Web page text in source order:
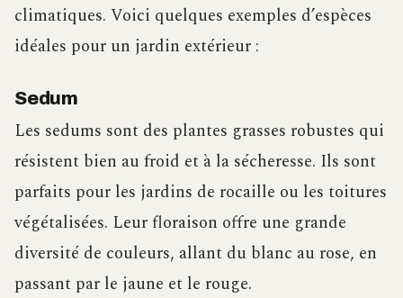
climatiques. Voici quelques exemples d’espèces
idéales pour un jardin extérieur :
Sedum
Les sedums sont des plantes grasses robustes qui
résistent bien au froid et à la sécheresse. Ils sont
parfaits pour les jardins de rocaille ou les toitures
végétalisées. Leur floraison offre une grande
diversité de couleurs, allant du blanc au rose, en
passant par le jaune et le rouge.